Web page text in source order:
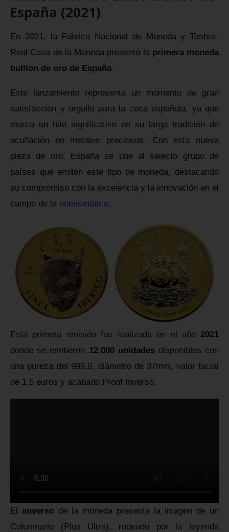
España (2021)
En 2021, la Fábrica Nacional de Moneda y Timbre-
Real Casa de la Moneda presentó la primera moneda
bullion de oro de España.
Este lanzamiento representa un momento de gran
satisfacción y orgullo para la ceca española, ya que
marca un hito significativo en su larga tradición de
acuñación en metales preciosos. Con esta nueva
pieza de oro, España se une al selecto grupo de
países que emiten este tipo de moneda, destacando
su compromiso con la excelencia y la innovación en el
campo de la numismática.
Esta primera emisión fue realizada en el año 2021
donde se emitieron 12.000 unidadesdisponibles con
una pureza del 999,9, diámetro de 37mm, valor facial
de 1,5 euros y acabado Proof Inverso.
El anverso de la moneda presenta la imagen de un
Columnario (Plus Ultra), rodeado por la leyenda